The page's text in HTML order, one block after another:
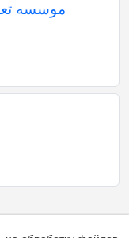
موسسه